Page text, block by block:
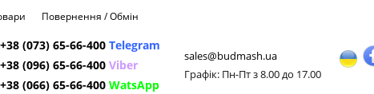
Повернення / Обмін
+38 (073) 65-66-400 Telegram
+38 (096) 65-66-400 Viber
+38 (066) 65-66-400 WatsApp
sales@budmash.ua
Графік: Пн-Пт з 8.00 до 17.00